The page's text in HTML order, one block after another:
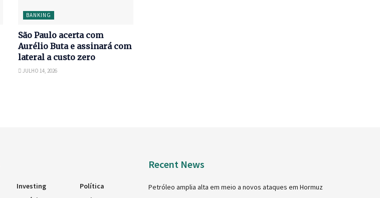
BANKING
São Paulo acerta com
Aurélio Buta e assinará com
lateral a custo zero
JULHO 14, 2026
Investing
Política
Recent News
Petróleo amplia alta em meio a novos ataques em Hormuz